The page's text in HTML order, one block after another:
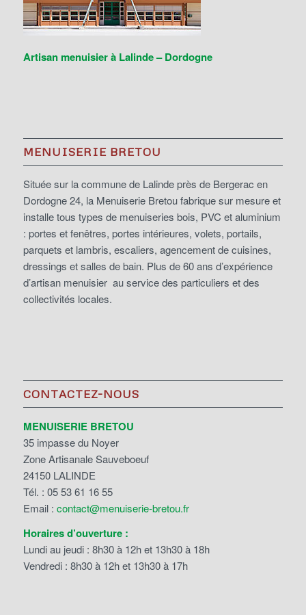
Artisan menuisier à Lalinde – Dordogne
MENUISERIE BRETOU
Située sur la commune de Lalinde près de Bergerac en
Dordogne 24, la Menuiserie Bretou fabrique sur mesure et
installe tous types de menuiseries bois, PVC et aluminium
: portes et fenêtres, portes intérieures, volets, portails,
parquets et lambris, escaliers, agencement de cuisines,
dressings et salles de bain. Plus de 60 ans d’expérience
d’artisan menuisier au service des particuliers et des
collectivités locales.
CONTACTEZ-NOUS
MENUISERIE BRETOU
35 impasse du Noyer
Zone Artisanale Sauveboeuf
24150 LALINDE
Tél. : 05 53 61 16 55
Email : contact@menuiserie-bretou.fr
Horaires d’ouverture :
Lundi au jeudi : 8h30 à 12h et 13h30 à 18h
Vendredi : 8h30 à 12h et 13h30 à 17h